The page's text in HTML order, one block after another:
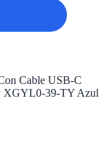
Cable USB-C
XGYL0-39-TY Azul